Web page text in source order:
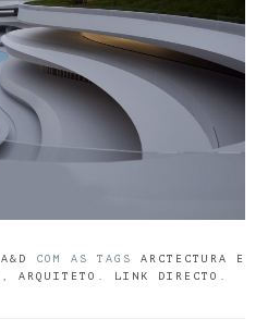
A&D COM AS TAGS ARCTECTURA E
ARQUITETO LINK DIRECTO